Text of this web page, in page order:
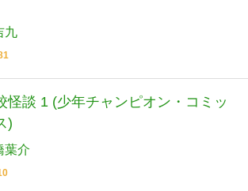
九
怪談 1 (少年チャンピオン・コミッ
)
葉介